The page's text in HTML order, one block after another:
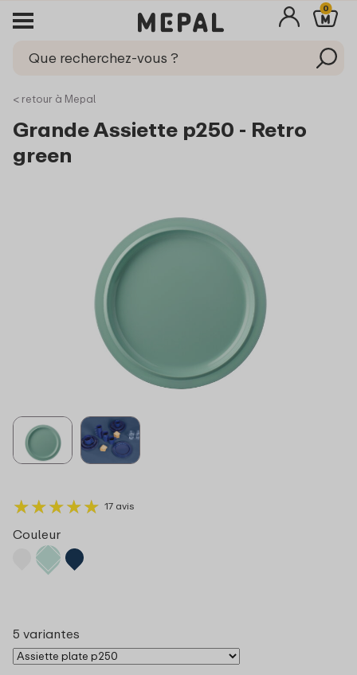
0
< retour à Mepal
Grande Assiette p250 - Retro
green
★★★★★
★★★★★ 17 avis
Couleur
5 variantes